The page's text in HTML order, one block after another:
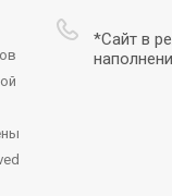
*Сайт в